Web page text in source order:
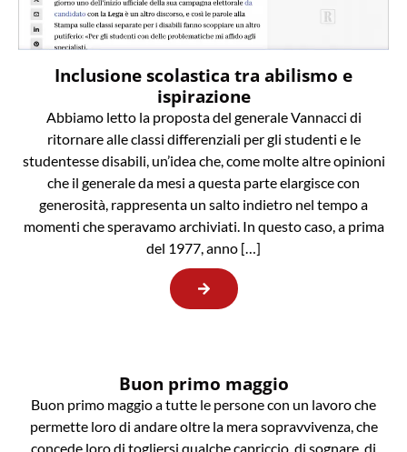
Inclusione scolastica tra abilismo e
ispirazione
Abbiamo letto la proposta del generale Vannacci di
ritornare alle classi differenziali per gli studenti e le
studentesse disabili, un’idea che, come molte altre opinioni
che il generale da mesi a questa parte elargisce con
generosità, rappresenta un salto indietro nel tempo a
momenti che speravamo archiviati. In questo caso, a prima
del 1977, anno […]
Buon primo maggio
Buon primo maggio a tutte le persone con un lavoro che
permette loro di andare oltre la mera sopravvivenza, che
concede loro di togliersi qualche capriccio, di sognare, di